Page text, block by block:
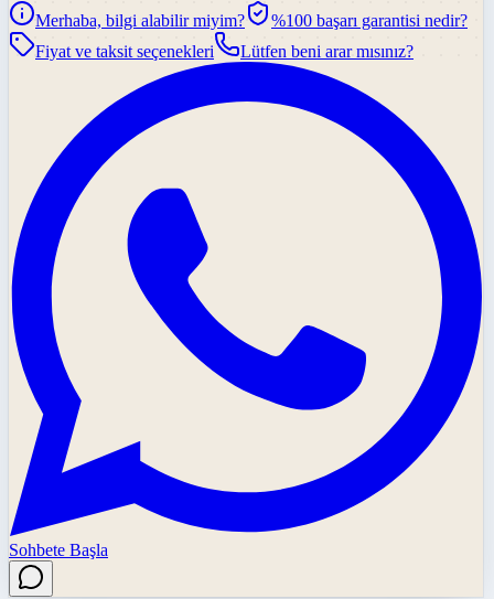
Merhaba, bilgi alabilir miyim?
%100 başarı garantisi nedir?
Fiyat ve taksit seçenekleri
Lütfen beni arar mısınız?
Sohbete Başla